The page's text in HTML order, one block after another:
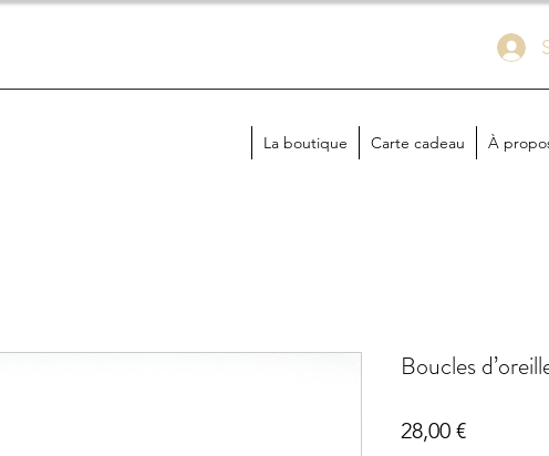
La boutique Carte cadeau À
Boucles
28,00 €Prix